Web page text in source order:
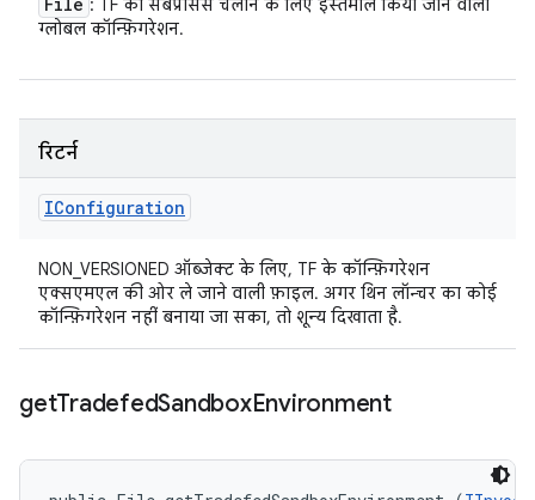
: TF की सबप्रोसेस चलाने के लिए इस्तेमाल किया जाने वाला
ग्लोबल कॉन्फ़िगरेशन.
रिटर्न
IConfiguration
NON_VERSIONED ऑब्जेक्ट के लिए, TF के कॉन्फ़िगरेशन
एक्सएमएल की ओर ले जाने वाली फ़ाइल. अगर थिन लॉन्चर का कोई
कॉन्फ़िगरेशन नहीं बनाया जा सका, तो शून्य दिखाता है.
getTradefedSandboxEnvironment